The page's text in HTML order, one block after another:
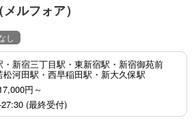
ルフォア）
し
・新宿三丁目駅・東新宿駅・新宿御苑前
松河田駅・西早稲田駅・新大久保駅
円～
(最終受付)